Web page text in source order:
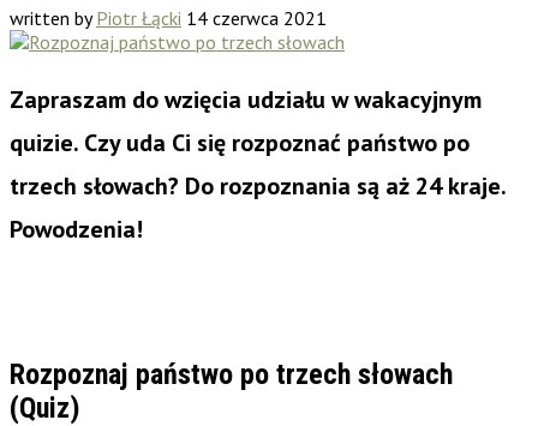
written byPiotr Łącki 14 czerwca 2021
Zapraszam do wzięcia udziału w wakacyjnym
quizie. Czy uda Ci się rozpoznać państwo po
trzech słowach? Do rozpoznania są aż 24 kraje.
Powodzenia!
Rozpoznaj państwo po trzech słowach
(Quiz)